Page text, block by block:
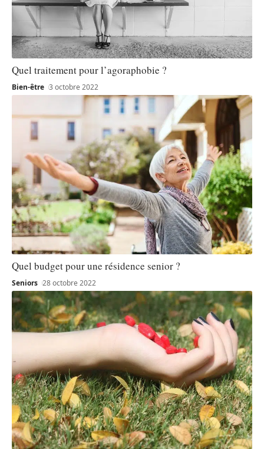
Quel traitement pour l’agoraphobie ?
Bien-être 3 octobre 2022
Quel budget pour une résidence senior ?
Seniors 28 octobre 2022